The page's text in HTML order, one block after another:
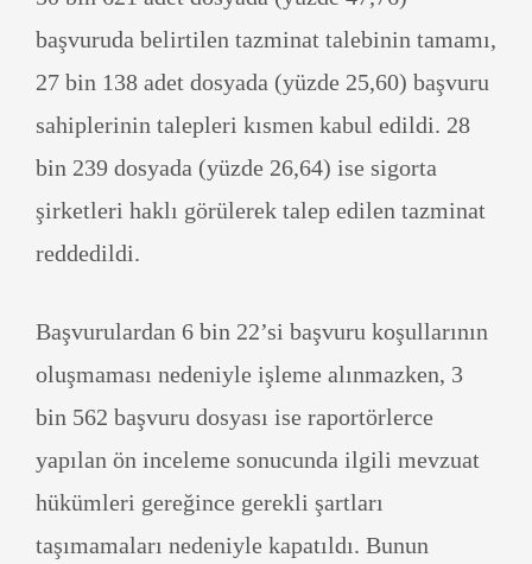
başvuruda belirtilen tazminat talebinin tamamı,
27 bin 138 adet dosyada (yüzde 25,60) başvuru
sahiplerinin talepleri kısmen kabul edildi. 28
bin 239 dosyada (yüzde 26,64) ise sigorta
şirketleri haklı görülerek talep edilen tazminat
reddedildi.
Başvurulardan 6 bin 22’si başvuru koşullarının
oluşmaması nedeniyle işleme alınmazken, 3
bin 562 başvuru dosyası ise raportörlerce
yapılan ön inceleme sonucunda ilgili mevzuat
hükümleri gereğince gerekli şartları
taşımamaları nedeniyle kapatıldı. Bunun